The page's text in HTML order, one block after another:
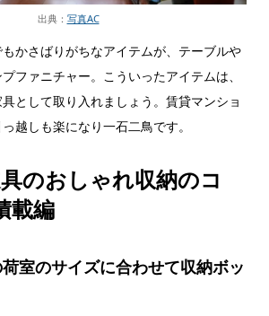
出典： 写真AC
かさばりがちなアイテムが、テーブルや
ファニチャー。こういったアイテムは、
として取り入れましょう。賃貸マンショ
越しも楽になり一石二鳥です。
のおしゃれ収納のコ
載編
室のサイズに合わせて収納ボッ